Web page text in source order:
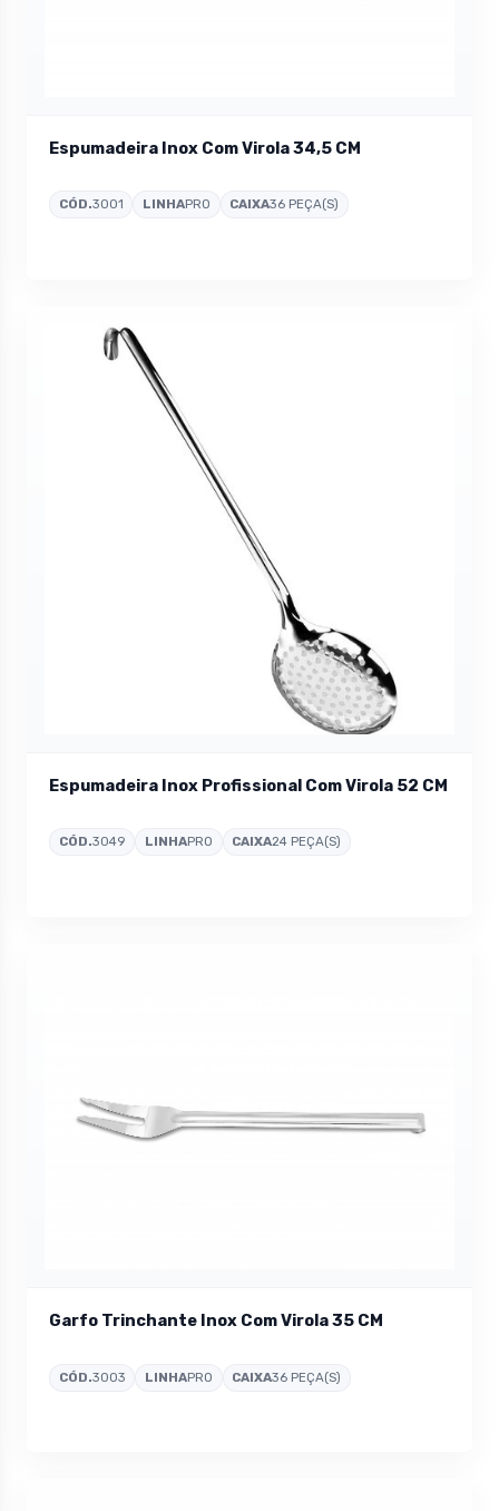
Espumadeira Inox Com Virola 34,5 CM
CÓD.3001 LINHAPRO CAIXA36 PEÇA(S)
Espumadeira Inox Profissional Com Virola 52 CM
CÓD.3049 LINHAPRO CAIXA24 PEÇA(S)
Garfo Trinchante Inox Com Virola 35 CM
CÓD.3003 LINHAPRO CAIXA36 PEÇA(S)